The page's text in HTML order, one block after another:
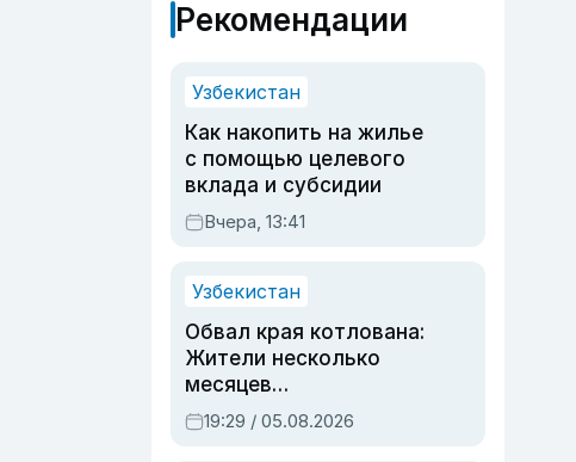
Рекомендации
Узбекистан
Как накопить на жилье
с помощью целевого
вклада и субсидии
Вчера, 13:41
Узбекистан
Обвал края котлована:
Жители несколько
месяцев
предупреждали об
опасности, но стройка
19:29 / 05.08.2026